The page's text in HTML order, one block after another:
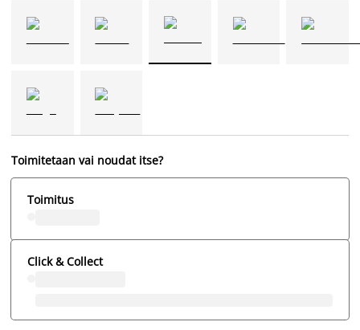
Toimitetaan vai noudat itse?
Toimitus
Click & Collect